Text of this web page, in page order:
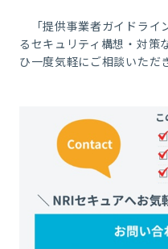
「提供事業者ガイドライ
るセキュリティ構想・対策
ひ一度気軽にご相談いただ